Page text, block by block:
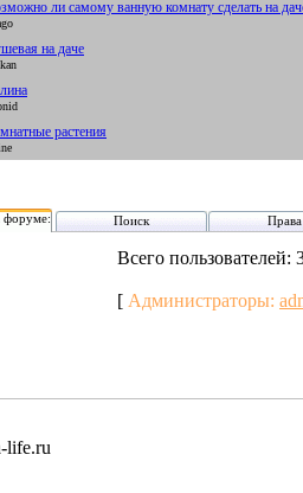
ли самому ванную комнату сделать на
на даче
растения
форуме: Поиск Права
Всего пользователей:
[ Администраторы:
life.ru